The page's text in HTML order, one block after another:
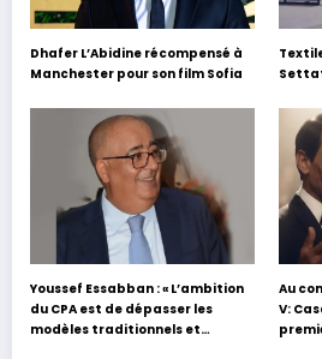
Dhafer L’Abidine récompensé à
Manchester pour son film Sofia
Youssef Essabban : « L’ambition
du CPA est de dépasser les
modèles traditionnels et
Au
V: